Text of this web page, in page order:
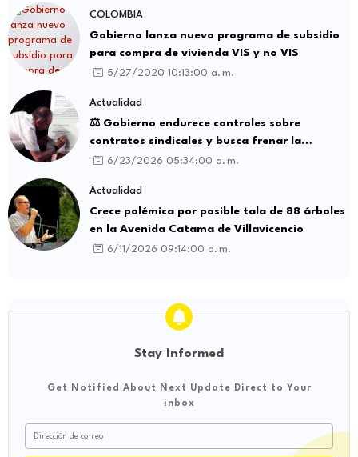
COLOMBIA
Gobierno lanza nuevo programa de subsidio
para compra de vivienda VIS y no VIS
5/27/2020 10:13:00 a. m.
Actualidad
⚖️ Gobierno endurece controles sobre
contratos sindicales y busca frenar la
intermediación laboral ilegal
6/23/2026 05:34:00 a. m.
Actualidad
Crece polémica por posible tala de 88 árboles
en la Avenida Catama de Villavicencio
6/11/2026 09:14:00 a. m.
Stay Informed
Get Notified About Next Update Direct to Your
inbox